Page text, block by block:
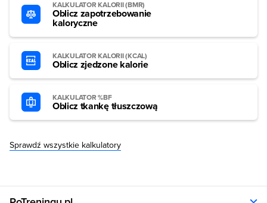
KALKULATOR KALORII (BMR)
Oblicz zapotrzebowanie
kaloryczne
KALKULATOR KALORII (KCAL)
Oblicz zjedzone kalorie
KALKULATOR %BF
Oblicz tkankę tłuszczową
Sprawdź wszystkie kalkulatory